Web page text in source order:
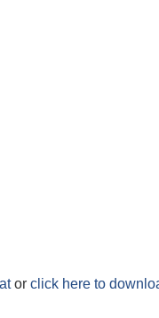
or click here to